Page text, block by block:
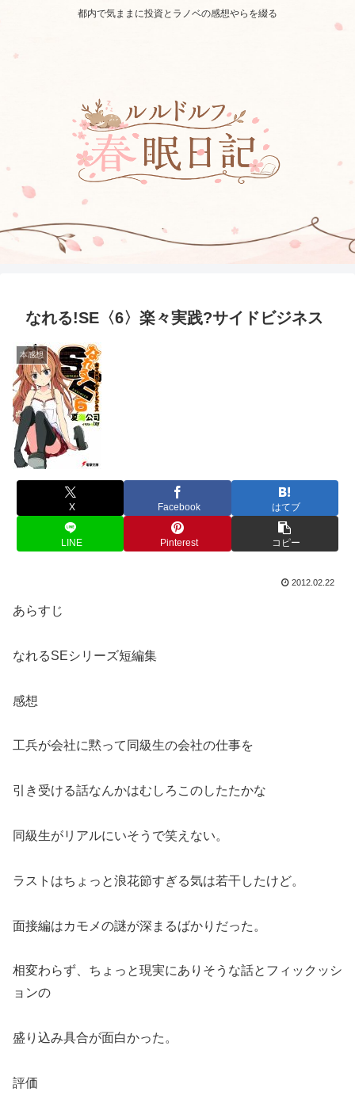
都内で気ままに投資とラノベの感想やらを綴る
なれる!SE〈6〉楽々実践?サイドビジネス
本感想
X Facebook はてブ
LINE Pinterest コピー
2012.02.22
あらすじ
なれるSEシリーズ短編集
感想
工兵が会社に黙って同級生の会社の仕事を
引き受ける話なんかはむしろこのしたたかな
同級生がリアルにいそうで笑えない。
ラストはちょっと浪花節すぎる気は若干したけど。
面接編はカモメの謎が深まるばかりだった。
相変わらず、ちょっと現実にありそうな話とフィックッシ
ョンの
盛り込み具合が面白かった。
評価